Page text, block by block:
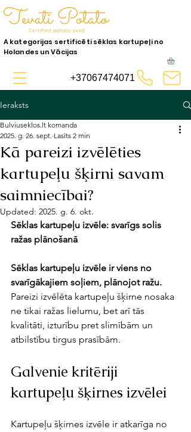
A kategorijas sertificēti sēklas kartupeļi no
Holandes un Vācijas
+37067474071
Ieraksts
Kā pareizi izvēlēties
kartupeļu šķirni savam
saimniecībai?
Bulviuseklos.lt komanda
2025. g. 26. sept. Lasīts 2 min
Updated: 2025. g. 6. okt.
Sēklas kartupeļu izvēle: svarīgs solis
ražas plānošanā
Sēklas kartupeļu izvēle ir viens no
svarīgākajiem soļiem, plānojot ražu.
Pareizi izvēlēta kartupeļu šķirne nosaka
ne tikai ražas lielumu, bet arī tās
kvalitāti, izturību pret slimībām un
atbilstību tirgus prasībām.
Galvenie kritēriji
kartupeļu šķirnes izvēlei
Kartupeļu šķirnes izvēle ir atkarīga no